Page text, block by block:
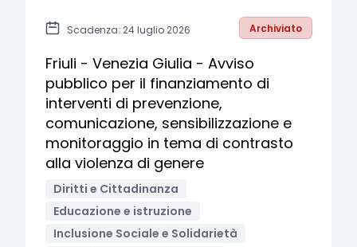
Scadenza: 24 luglio 2026 Archiviato
Friuli - Venezia Giulia - Avviso
pubblico per il finanziamento di
interventi di prevenzione,
comunicazione, sensibilizzazione e
monitoraggio in tema di contrasto
alla violenza di genere
Diritti e Cittadinanza
Educazione e istruzione
Inclusione Sociale e Solidarietà